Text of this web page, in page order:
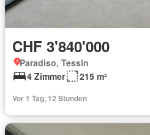
CHF 3'840'000
Paradiso, Tessin
4 Zimmer
215 m²
Vor 1 Tag, 12 Stunden